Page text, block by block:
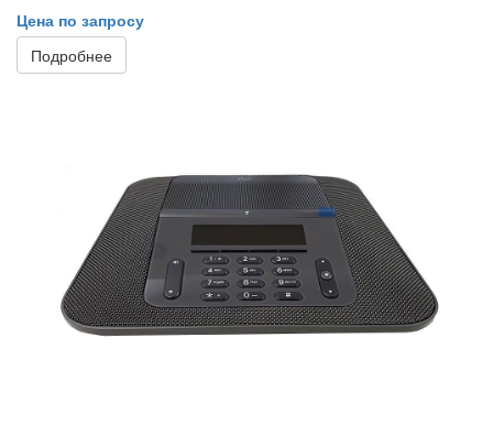
Цена по запросу
Подробнее